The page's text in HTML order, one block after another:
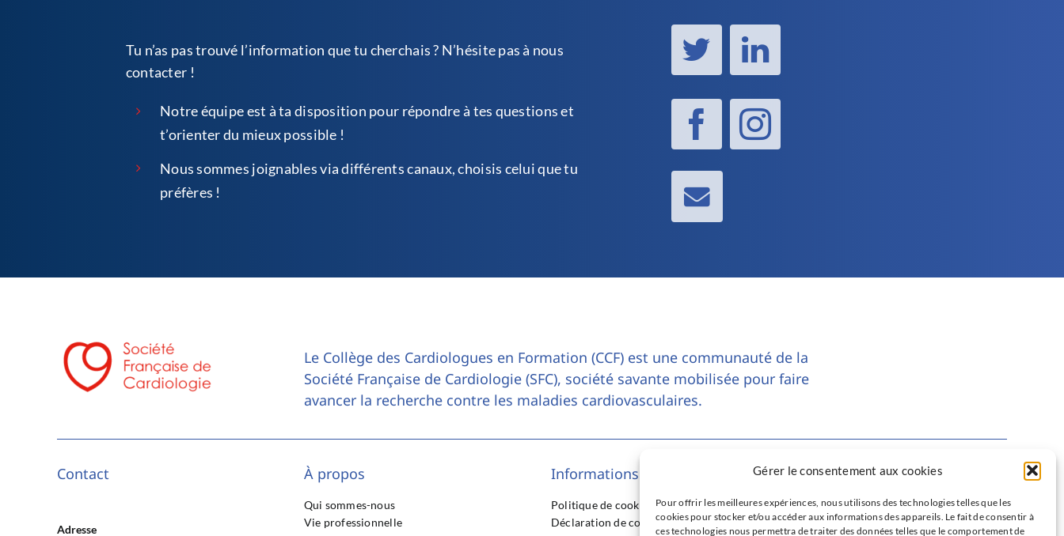
Gérer le consentement aux cookies
Pour offrir les meilleures expériences, nous utilisons des technologies telles que les
cookies pour stocker et/ou accéder aux informations des appareils. Le fait de consentir à
ces technologies nous permettra de traiter des données telles que le comportement de
Tu n’as pas trouvé l’information que tu cherchais ? N’hésite pas à nous
contacter !
Notre équipe est à ta disposition pour répondre à tes questions et
t’orienter du mieux possible !
Nous sommes joignables via différents canaux, choisis celui que tu
préfères !
Le Collège des Cardiologues en Formation (CCF) est une communauté de la
Société Française de Cardiologie (SFC), société savante mobilisée pour faire
avancer la recherche contre les maladies cardiovasculaires.
Contact
Adresse
À propos
Qui sommes-nous
Vie professionnelle
Informations légales
Politique de cookies (UE)
Déclaration de confidentialité (UE)
Partenaires
ISNI : InterSyndicale Nationale des
Internes